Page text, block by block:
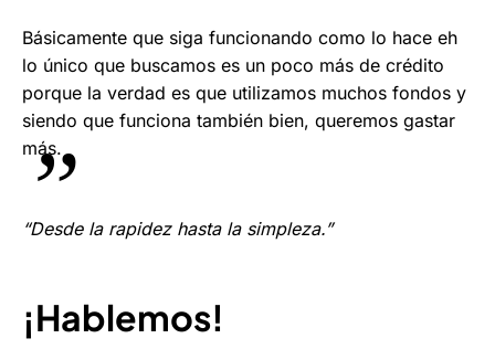
“Desde la rapidez hasta la simpleza.”
Básicamente que siga funcionando como lo hace eh
lo único que buscamos es un poco más de crédito
porque la verdad es que utilizamos muchos fondos y
siendo que funciona también bien, queremos gastar
más.
¡Hablemos!